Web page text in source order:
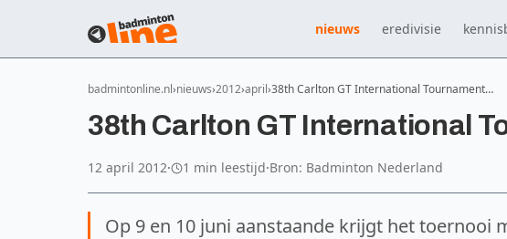
nieuws eredivisie
badmintonline.nl nieuws 2012 april 38th Carlton GT International Tournament…
38th Carlton GT International
12 april 2012· 1 min leestijd·Bron: Badminton Nederland
Op 9 en 10 juni aanstaande krijgt het toernooi